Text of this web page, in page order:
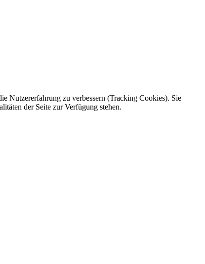
Nutzererfahrung zu verbessern (Tracking Cookies). Sie
der Seite zur Verfügung stehen.